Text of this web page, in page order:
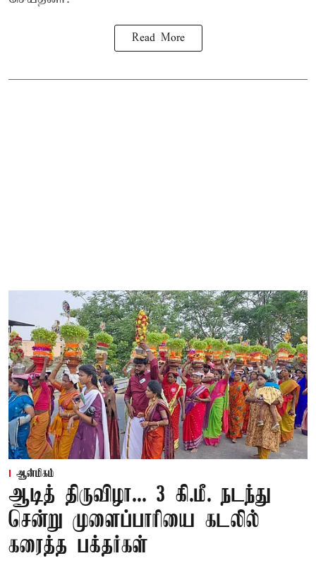
Read More
ஆன்மிகம்
ஆடித் திருவிழா... 3 கி.மீ. நடந்து
சென்று முளைப்பாரியை கடலில்
கரைத்த பக்தர்கள்